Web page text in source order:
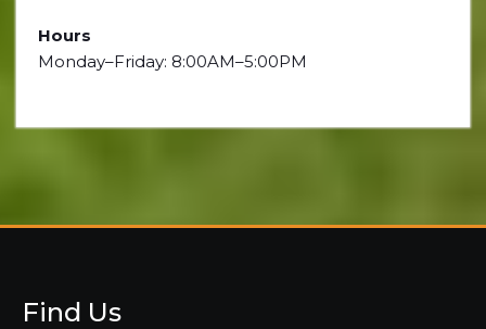
Hours
Monday–Friday: 8:00AM–5:00PM
Find Us